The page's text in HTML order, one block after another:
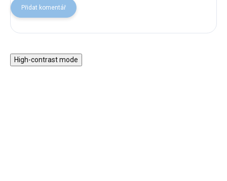
Přidat komentář
High-contrast mode